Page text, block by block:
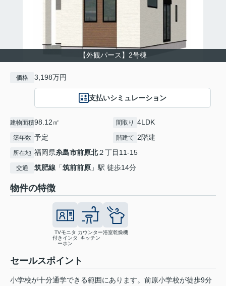
【外観パース】2号棟
価格 3,198万円
支払いシミュレーション
建物面積98.12㎡ 間取り 4LDK
築年数 予定 階建て 2階建
所在地 福岡県糸島市前原北２丁目11-15
交通 筑肥線 「筑前前原 」駅 徒歩14分
物件の特徴
TVモニタ
付きインタ
ーホン
カウンター
キッチン
浴室乾燥機
セールスポイント
小学校が十分通学できる範囲にあります。前原小学校が徒歩9分